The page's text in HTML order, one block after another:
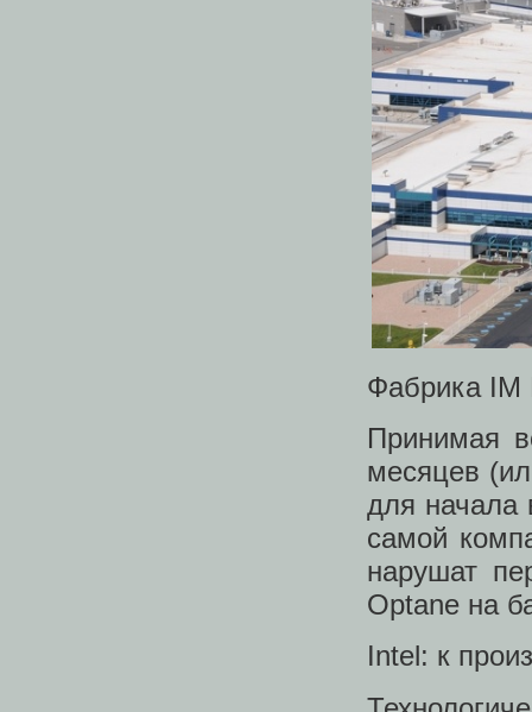
Фабрика IM
Принимая
месяцев
для начала
самой
нарушат
Optane на
Intel: к